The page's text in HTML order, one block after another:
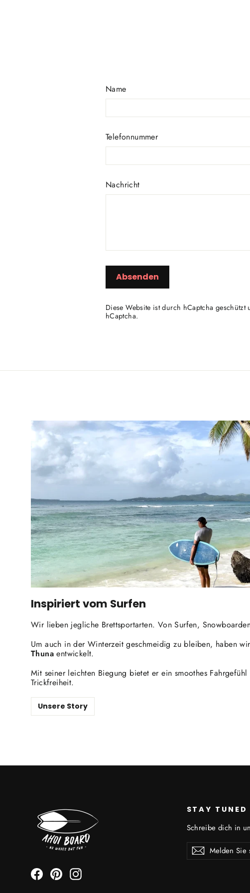
Name
Telefonnummer
Nachricht
Absenden
Diese Website ist durch hCaptcha geschützt
hCaptcha.
Inspiriert vom Surfen
Wir lieben jegliche Brettsportarten. Von Surfen,
Um auch in der Winterzeit geschmeidig zu bleiben, haben
Thuna entwickelt.
Mit seiner leichten Biegung bietet er ein smoothes
Trickfreiheit.
Unsere Story
FacebookPinterest
STAY TUNED
Schreibe dich in
Melden
Sie
Abonnieren